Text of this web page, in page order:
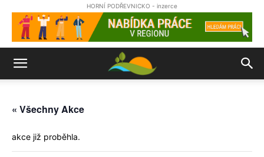
HORNÍ PODŘEVNICKO - inzerce
« Všechny Akce
akce již proběhla.